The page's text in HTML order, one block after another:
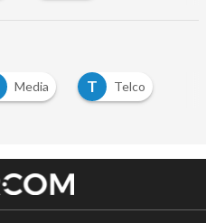
Media T Telco